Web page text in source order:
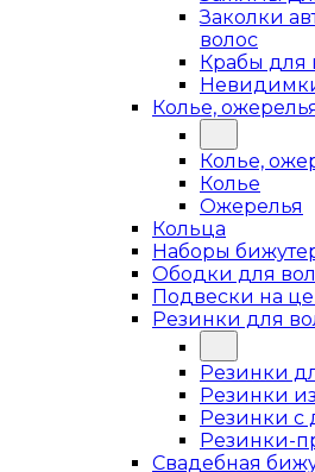
Заколки
волос
Крабы для
Колье,
Колье,
Колье
Ожерелья
Кольца
Наборы
Ободки для
Подвески на
Резинки для
Резинки
Резинки
Резинки с
Резинки-
Свадебная